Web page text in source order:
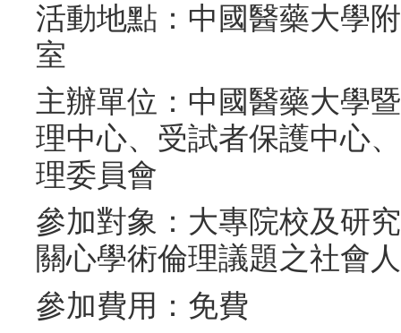
活動地點：中國醫藥大學
室
主辦單位：中國醫藥大學
理中心、受試者保護中心
理委員會
參加對象：大專院校及研
關心學術倫理議題之社會
參加費用：免費